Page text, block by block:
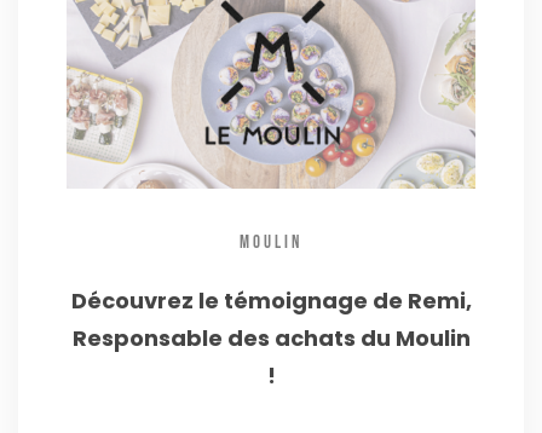
MOULIN
Découvrez le témoignage de Remi,
Responsable des achats du Moulin
!